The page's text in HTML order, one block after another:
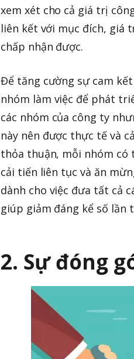
xem xét cho cả giá trị
liên kết với mục đích, giá
chấp nhận được.
Để tăng cường sự cam
nhóm làm việc để phát
các nhóm của công ty
này nên được thực tế và
thỏa thuận, mỗi nhóm có
cải tiến liên tục và ăn
dành cho việc đưa tất cả
giúp giảm đáng kể số lần
2. Sự đóng